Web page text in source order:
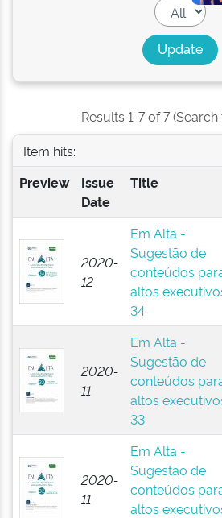
Results 1-7 of 7
Item hits:
Preview
Issue
Date
Title
2020-
12
Em Alta -
Sugestão de
conteúdos
altos
34
2020-
11
Em Alta -
Sugestão de
conteúdos
altos
33
2020-
11
Em Alta -
Sugestão de
conteúdos
altos